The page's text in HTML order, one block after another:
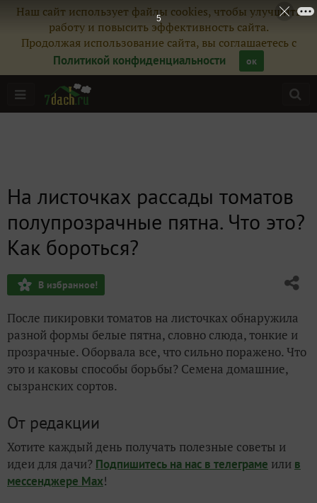
Наш сайт использует файлы cookies, чтобы улучшить
работу и повысить эффективность сайта.
Продолжая использование сайта, вы соглашаетесь с
Политикой конфиденциальности
ок
На листочках рассады томатов
полупрозрачные пятна. Что это?
Как бороться?
В избранное!
После пикировки томатов на листочках обнаружила
разной формы белые пятна, словно слюда, тонкие и
прозрачные. Оборвала все, что сильно поражено. Что
это и каковы способы борьбы? Семена домашние,
сызранских сортов.
От редакции
Хотите каждый день получать полезные советы и
идеи для дачи? Подпишитесь на нас в телеграме или в
мессенджере Max!
4